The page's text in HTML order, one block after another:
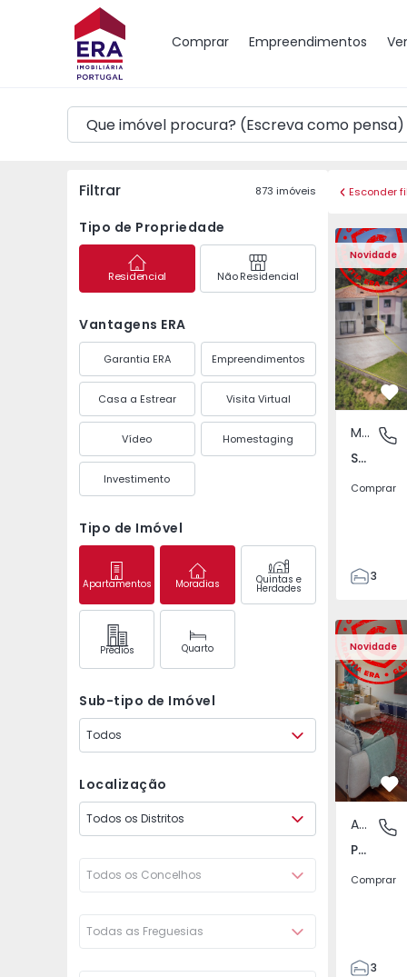
Comprar Empreendimentos
Mapa
Filtrar 873 imóveis
Tipo de Propriedade
Residencial Não Residencial
Vantagens ERA
Garantia ERA Empreendimentos
Casa a Estrear Visita Virtual
Vídeo Homestaging
Investimento
Tipo de Imóvel
Apartamentos Moradias Quintas e
Herdades
Prédios Quarto
Sub-tipo de Imóvel
Todos
Localização
Todos os Distritos
Todos os Concelhos
Todas as Freguesias
Esconder
Novidade
Moradia Geminada
Moradia
São
Moradia Geminada
São Mateus da Calheta, Ilha Terceira
Comprar
3
149
226
2
Novidade
Apartamento T3
Póvoa
Apartamento
Póvoa de Varzim, Beiriz e Argivai, Porto
Comprar
3